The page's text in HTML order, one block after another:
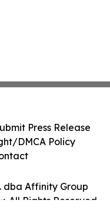
dba Affinity Group
All Rights Reserved.
Press Release
DMCA Policy